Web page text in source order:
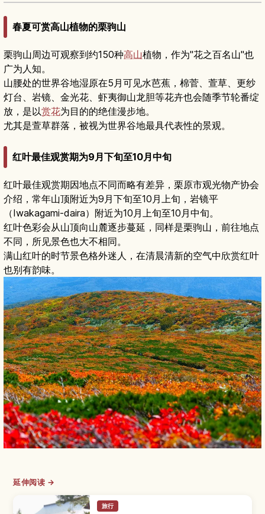
春夏可赏高山植物的栗驹山
栗驹山周边可观察到约150种高山植物，作为"花之百名山"也
广为人知。
山腰处的世界谷地湿原在5月可见水芭蕉，棉菅、萱草、更纱
灯台、岩镜、金光花、虾夷御山龙胆等花卉也会随季节轮番绽
放，是以赏花为目的的绝佳漫步地。
尤其是萱草群落，被视为世界谷地最具代表性的景观。
红叶最佳观赏期为9月下旬至10月中旬
红叶最佳观赏期因地点不同而略有差异，栗原市观光物产协会
介绍，常年山顶附近为9月下旬至10月上旬，岩镜平
（Iwakagami-daira）附近为10月上旬至10月中旬。
红叶色彩会从山顶向山麓逐步蔓延，同样是栗驹山，前往地点
不同，所见景色也大不相同。
满山红叶的时节景色格外迷人，在清晨清新的空气中欣赏红叶
也别有韵味。
延伸阅读 →
旅行